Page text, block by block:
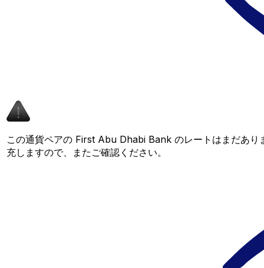
この通貨ペアの First Abu Dhabi Bank のレートはまだあ
充しますので、またご確認ください。